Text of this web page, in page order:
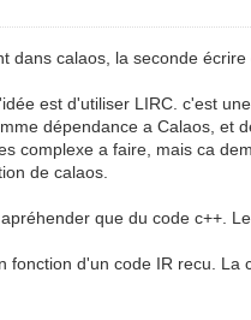
calaos, la seconde écrire
est d'utiliser LIRC. c'est
dépendance a Calaos, et
complexe a faire, mais ca
de calaos.
que du code c++.
d'un code IR recu. La